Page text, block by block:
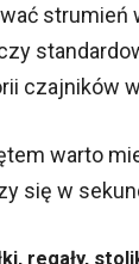
strumień
czajników
warto
się w
regały,